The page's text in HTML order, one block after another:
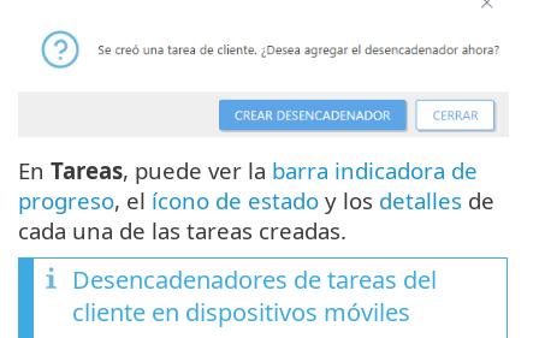
En Tareas, puede ver la barra indicadora de
progreso, el ícono de estado y los detalles de
cada una de las tareas creadas.
Desencadenadores de tareas del
cliente en dispositivos móviles